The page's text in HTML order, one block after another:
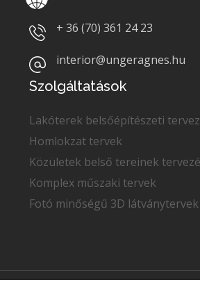
+ 36 (70)361 24 23
interior@ungeragnes.hu
Szolgáltatások
Lakóterek belsőépítészeti
Homlokzat tervek
Közületek belső tereinek
Komplex műszaki tervek
Fotó minőségű 3D látványtervek